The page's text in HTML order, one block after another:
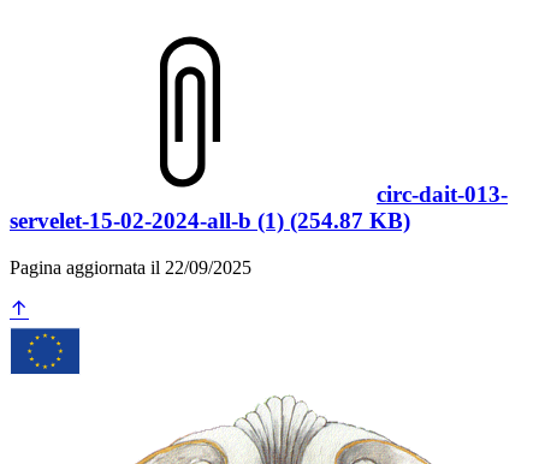
circ-dait-013-
servelet-15-02-2024-all-b (1) (254.87 KB)
Pagina aggiornata il 22/09/2025